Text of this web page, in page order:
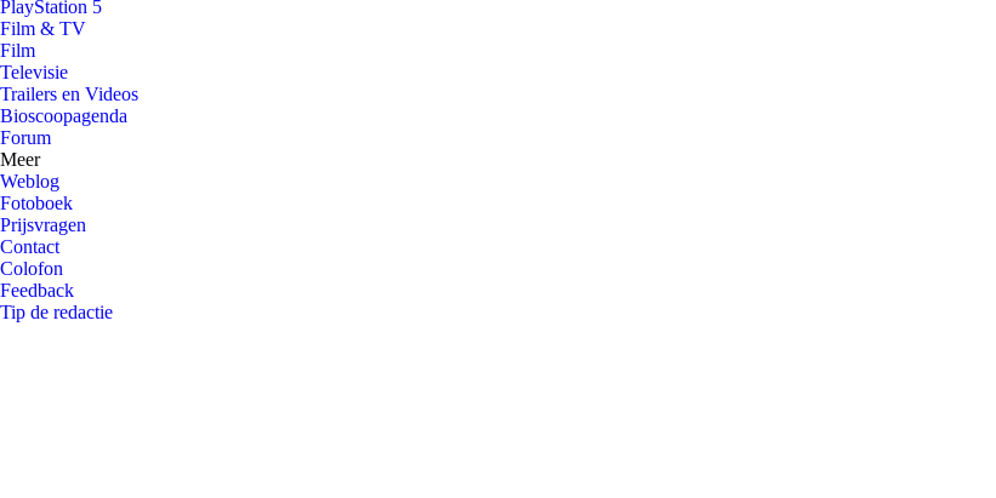
PlayStation 5
Film & TV
Film
Televisie
Trailers en Videos
Bioscoopagenda
Forum
Meer
Weblog
Fotoboek
Prijsvragen
Contact
Colofon
Feedback
Tip de redactie